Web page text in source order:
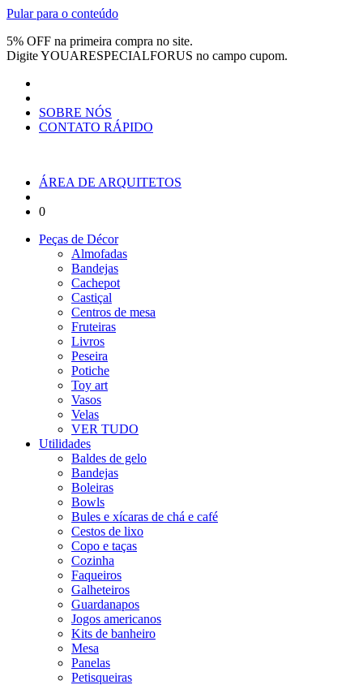
Pular para o conteúdo
5% OFF na primeira compra no site.
DigiteYOUARESPECIALFORUS no campo cupom.
SOBRE NÓS
CONTATO RÁPIDO
ÁREA DE ARQUITETOS
0
Peças de Décor
Almofadas
Bandejas
Cachepot
Castiçal
Centros de mesa
Fruteiras
Livros
Peseira
Potiche
Toy art
Vasos
Velas
VER TUDO
Utilidades
Baldes de gelo
Bandejas
Boleiras
Bowls
Bules e xícaras de chá e café
Cestos de lixo
Copo e taças
Cozinha
Faqueiros
Galheteiros
Guardanapos
Jogos americanos
Kits de banheiro
Mesa
Panelas
Petisqueiras